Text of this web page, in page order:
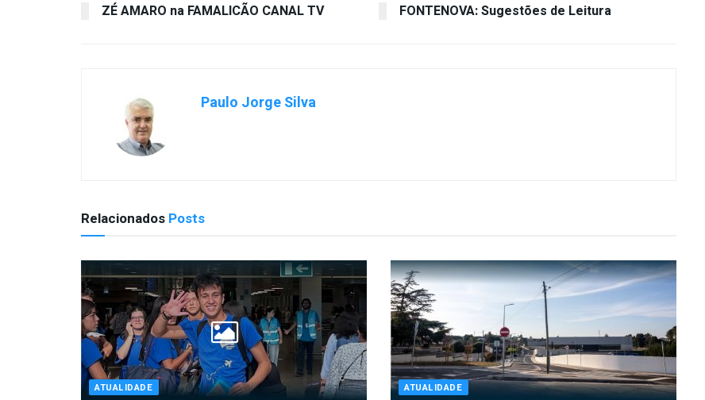
ZÉ AMARO na FAMALICÃO CANAL TV FONTENOVA: Sugestões de Leitura
Paulo Jorge Silva
Relacionados Posts
ATUALIDADE ATUALIDADE